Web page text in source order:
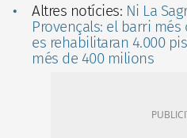
Altres notícies: Ni La
Provençals: el barri
es rehabilitaran 4.000
més de 400 milions